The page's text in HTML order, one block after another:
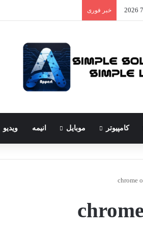
خبر فوری
کامپیوتر موبایل انیمه ویدیو
chrome